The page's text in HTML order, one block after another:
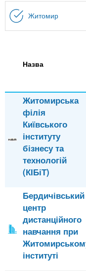
n
t
.
n
з
а
Житомир
Назва
Житомирська
філія
Київського
інституту
бізнесу та
технологій
(КІБіТ)
Бердичівський
центр
дистанційного
навчання при
інституті